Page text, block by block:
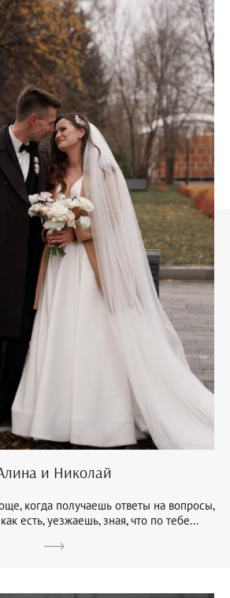
и Николай
когда получаешь ответы на вопросы,
есть, уезжаешь, зная, что по тебе...